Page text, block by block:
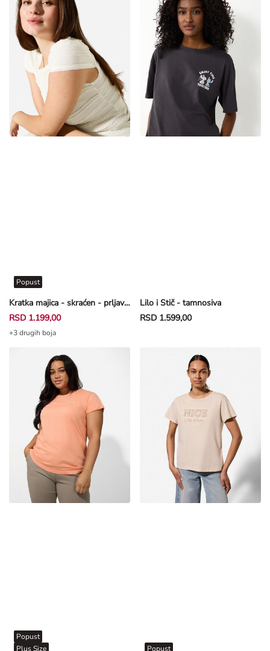
Kratka majica - skraćen - prljavobela
Popust
RSD 1.199,00
+3 drugih boja
Lilo i Stič - tamnosiva
RSD 1.599,00
Popust
Plus Size
Popust